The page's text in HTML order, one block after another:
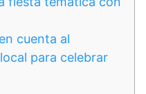
cuenta al
para celebrar